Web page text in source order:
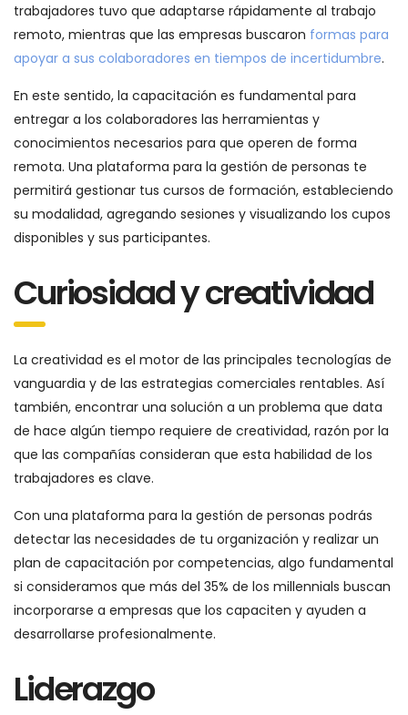
trabajadores tuvo que adaptarse rápidamente al trabajo
remoto, mientras que las empresas buscaron formas para
apoyar a sus colaboradores en tiempos de incertidumbre.
En este sentido, la capacitación es fundamental para
entregar a los colaboradores las herramientas y
conocimientos necesarios para que operen de forma
remota. Una plataforma para la gestión de personas te
permitirá gestionar tus cursos de formación, estableciendo
su modalidad, agregando sesiones y visualizando los cupos
disponibles y sus participantes.
Curiosidad y creatividad
La creatividad es el motor de las principales tecnologías de
vanguardia y de las estrategias comerciales rentables. Así
también, encontrar una solución a un problema que data
de hace algún tiempo requiere de creatividad, razón por la
que las compañías consideran que esta habilidad de los
trabajadores es clave.
Con una plataforma para la gestión de personas podrás
detectar las necesidades de tu organización y realizar un
plan de capacitación por competencias, algo fundamental
si consideramos que más del 35% de los millennials buscan
incorporarse a empresas que los capaciten y ayuden a
desarrollarse profesionalmente.
Liderazgo